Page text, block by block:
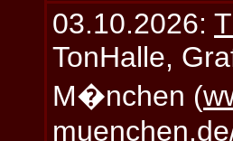
03.10.2026:
TonHalle,
M�nchen (